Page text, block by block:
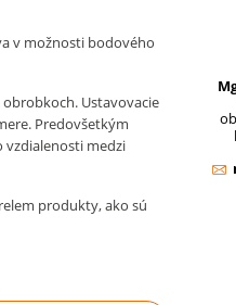
v možnosti bodového
Ustavovacie
Predovšetkým
vzdialenosti medzi
produkty, ako sú